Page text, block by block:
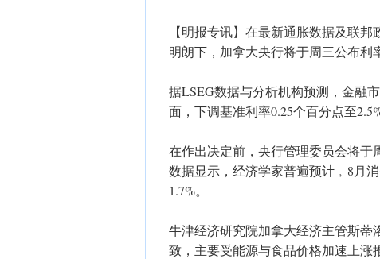
【明报专讯】在最新通胀数据及联
明朗下，加拿大央行将于周三公布利
据LSEG数据与分析机构预测，金融
面，下调基准利率0.25个百分点至2.5%
在作出决定前，央行管理委员会将于
数据显示，经济学家普遍预计﹐8月
1.7%。
牛津经济研究院加拿大经济主管斯蒂
致，主要受能源与食品价格加速上涨